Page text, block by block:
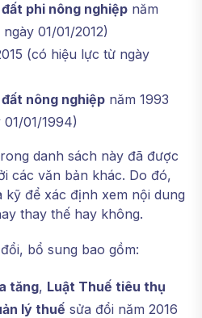
phi nông nghiệp năm
01/01/2012)
(có hiệu lực từ ngày
nông nghiệp năm 1993
01/1994)
danh sách này đã được
các văn bản khác. Do đó,
để xác định xem nội dung
thay thế hay không.
bổ sung bao gồm:
tăng, Luật Thuế tiêu thụ
lý thuế sửa đổi năm 2016